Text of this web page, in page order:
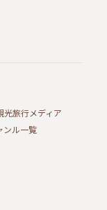
光旅行メディア
ンル一覧